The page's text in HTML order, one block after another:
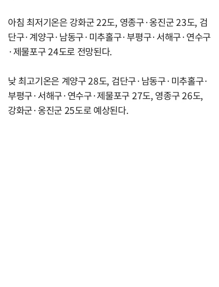
아침 최저기온은 강화군 22도, 영종구·옹진군 23도, 검
단구·계양구·남동구·미추홀구·부평구·서해구·연수구
·제물포구 24도로 전망된다.
낮 최고기온은 계양구 28도, 검단구·남동구·미추홀구·
부평구·서해구·연수구·제물포구 27도, 영종구 26도,
강화군·옹진군 25도로 예상된다.